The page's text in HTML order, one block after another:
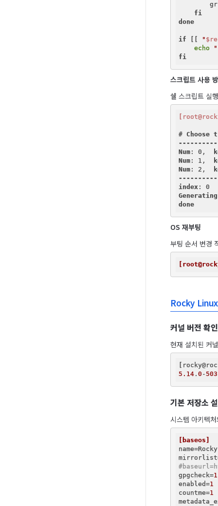
fi
done
if [[ "
echo
fi
스크립트 사용
쉘 스크립트 실
# Choose
Num : 0,
Num : 1,
Num : 2,
index
Generating
done
OS 재부팅
부팅 순서 변경
Rocky
커널 버전 확인
현재 설치된 커
5.14 . 0 -
기본 저장소
시스템 아키텍
[baseos]
name
mirrorlist
gpgcheck=1
enabled=1
countme=1